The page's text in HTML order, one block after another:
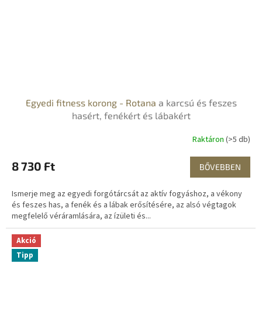
Egyedi fitness korong - Rotana a karcsú és feszes
hasért, fenékért és lábakért
Raktáron (>5 db)
8 730 Ft BŐVEBBEN
Ismerje meg az egyedi forgótárcsát az aktív fogyáshoz, a vékony
és feszes has, a fenék és a lábak erősítésére, az alsó végtagok
megfelelő véráramlására, az ízületi és...
Akció
Tipp